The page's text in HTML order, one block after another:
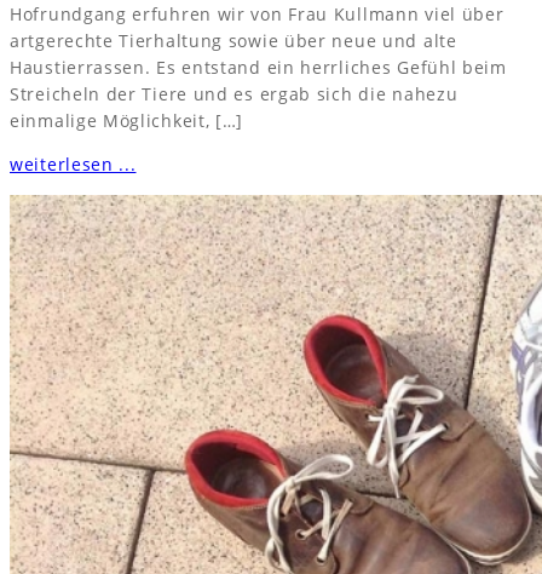
Hofrundgang erfuhren wir von Frau Kullmann viel über
artgerechte Tierhaltung sowie über neue und alte
Haustierrassen. Es entstand ein herrliches Gefühl beim
Streicheln der Tiere und es ergab sich die nahezu
einmalige Möglichkeit, […]
weiterlesen ...